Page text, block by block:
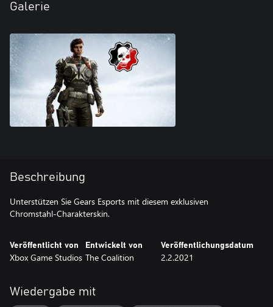
Galerie
Beschreibung
Unterstützen Sie Gears Esports mit diesem exklusiven
Chromstahl-Charakterskin.
Veröffentlicht von
Xbox Game Studios
Entwickelt von
The Coalition
Veröffentlichungsdatum
2.2.2021
Wiedergabe mit